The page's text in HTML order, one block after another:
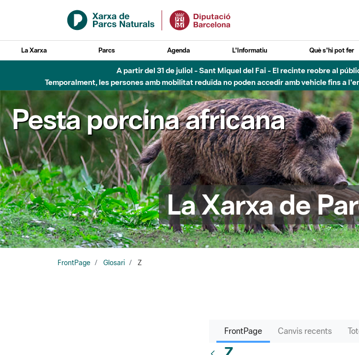
Salta al contingut principal
La Xarxa Parcs Agenda L'Informatiu Què s'hi pot fer
A partir del 31 de juliol - Sant Miquel del Fai - El recinte reobre al
Temporalment, les persones amb mobilitat reduïda no poden accedir amb vehicle fins a
Pesta porcina africana
La Xarxa de
FrontPage Glosari Z
FrontPage Canvis recents